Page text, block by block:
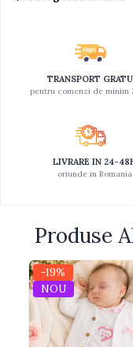
Proiectoare
Saltelute si centre
Seturi de doctor
Seturi de rufe
Trenulete
Vehicule de
TRANSPORT
pentru comenzi de minim
LIVRARE IN 24-
oriunde in Romania
Produse
-19%
NOU